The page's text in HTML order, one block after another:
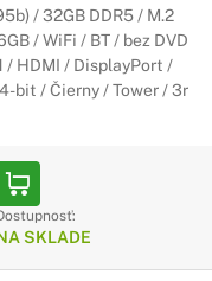
/ 32GB DDR5 / M.2
/ WiFi / BT / bez DVD
/ HDMI / DisplayPort /
bit / Čierny / Tower / 3r
SKLADE